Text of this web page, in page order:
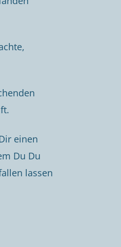
einen
Du Du
lassen